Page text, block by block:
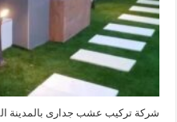
شركة تركيب عشب جدارى بالمدينة